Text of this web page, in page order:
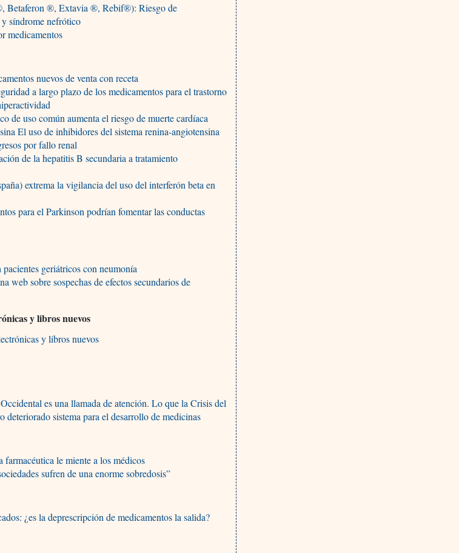
Betaferon ®, Extavia ®, Rebif®): Riesgo de
síndrome nefrótico
medicamentos
nuevos de venta con receta
a largo plazo de los medicamentos para el trastorno
de uso común aumenta el riesgo de muerte cardíaca
El uso de inhibidores del sistema renina-angiotensina
por fallo renal
de la hepatitis B secundaria a tratamiento
extrema la vigilancia del uso del interferón beta en
para el Parkinson podrían fomentar las conductas
geriátricos con neumonía
web sobre sospechas de efectos secundarios de
y libros nuevos
y libros nuevos
es una llamada de atención. Lo que la Crisis del
deteriorado sistema para el desarrollo de medicinas
farmacéutica le miente a los médicos
sufren de una enorme sobredosis”
¿es la deprescripción de medicamentos la salida?